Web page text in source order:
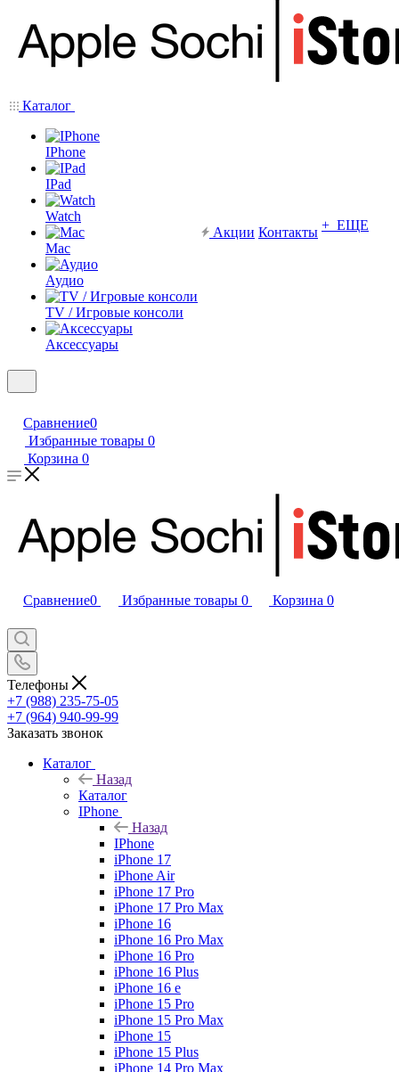
Каталог
IPhone
IPad
Watch
Mac
Аудио
TV / Игровые консоли
Аксессуары
Акции Контакты + ЕЩЕ
Сравнение0
Избранные товары 0
Корзина 0
Сравнение0 Избранные товары 0 Корзина 0
Телефоны
+7 (988) 235-75-05
+7 (964) 940-99-99
Заказать звонок
Каталог
Назад
Каталог
IPhone
Назад
IPhone
iPhone 17
iPhone Air
iPhone 17 Pro
iPhone 17 Pro Max
iPhone 16
iPhone 16 Pro Max
iPhone 16 Pro
iPhone 16 Plus
iPhone 16 e
iPhone 15 Pro
iPhone 15 Pro Max
iPhone 15
iPhone 15 Plus
iPhone 14 Pro Max